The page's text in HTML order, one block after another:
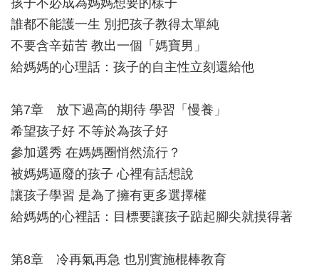
孩子不必成為媽媽想要的樣子
誰都不能護一生 別把孩子教得太單純
不要含辛茹苦 教出一個「媽寶男」
給媽媽的心理話：孩子的自主性立刻還給他
第7章 放下過高的期待 學習「慢養」
希望孩子好 不等於為孩子好
參加選秀 在媽媽圈悄然流行？
被媽媽逼廢的孩子 心裡有話想說
讓孩子學習 是為了擁有更多選擇權
給媽媽的心裡話：目標要讓孩子踮起腳尖就摸得著
第8章 冷再氣再急 也別實施棍棒教育